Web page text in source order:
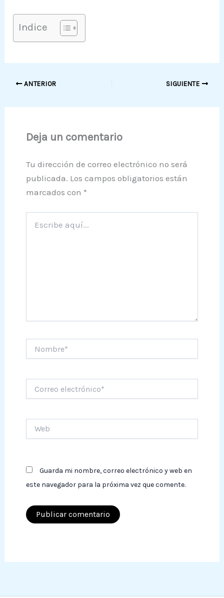
Indice
ANTERIOR SIGUIENTE
Deja un comentario
Tu dirección de correo electrónico no será
publicada. Los campos obligatorios están
marcados con *
aquí...
electrónico*
Guarda mi nombre, correo electrónico y web en
este navegador para la próxima vez que comente.